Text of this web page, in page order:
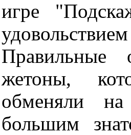
игре
Правильные
жетоны,
обменяли
большим